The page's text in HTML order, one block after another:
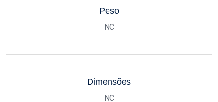
Peso
NC
Dimensões
NC